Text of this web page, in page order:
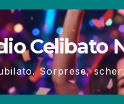
Celibato
Sorprese,